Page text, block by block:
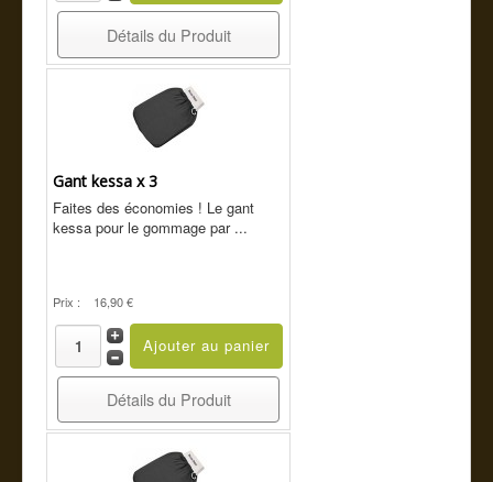
Détails du Produit
Gant kessa x 3
Faites des économies ! Le gant
kessa pour le gommage par ...
Prix : 16,90 €
Détails du Produit